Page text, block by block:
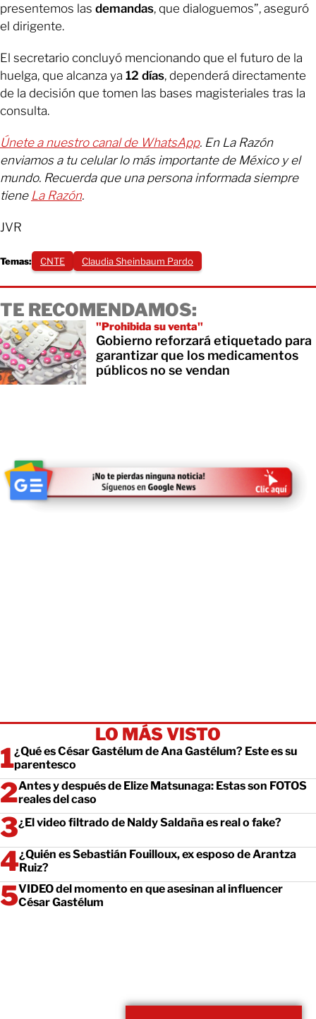
presentemos las demandas, que dialoguemos”, aseguró
el dirigente.
El secretario concluyó mencionando que el futuro de la
huelga, que alcanza ya 12 días, dependerá directamente
de la decisión que tomen las bases magisteriales tras la
consulta.
Únete a nuestro canal de WhatsApp. En La Razón
enviamos a tu celular lo más importante de México y el
mundo. Recuerda que una persona informada siempre
tiene La Razón.
JVR
Temas: CNTE Claudia Sheinbaum Pardo
TE RECOMENDAMOS:
"Prohibida su venta"
Gobierno reforzará etiquetado para
garantizar que los medicamentos
públicos no se vendan
LO MÁS VISTO
¿Qué es César Gastélum de Ana Gastélum? Este es su
parentesco
Antes y después de Elize Matsunaga: Estas son FOTOS
reales del caso
¿El video filtrado de Naldy Saldaña es real o fake?
¿Quién es Sebastián Fouilloux, ex esposo de Arantza
Ruiz?
VIDEO del momento en que asesinan al influencer
César Gastélum